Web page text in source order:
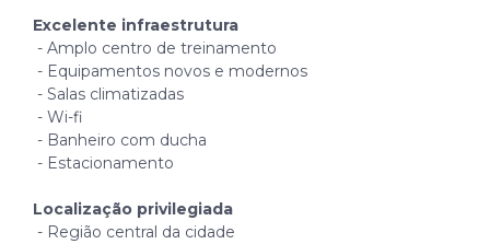
Excelente infraestrutura
- Amplo centro de treinamento
- Equipamentos novos e modernos
- Salas climatizadas
- Wi-fi
- Banheiro com ducha
- Estacionamento
Localização privilegiada
- Região central da cidade